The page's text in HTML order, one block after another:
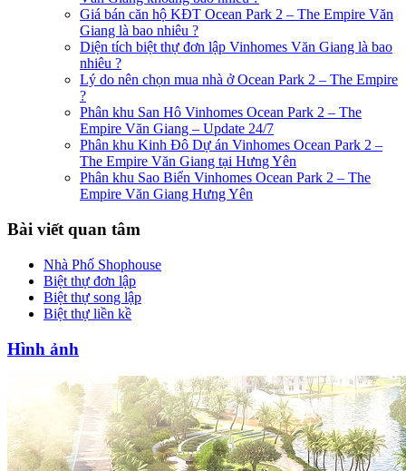
Giá bán căn hộ KĐT Ocean Park 2 – The Empire Văn
Giang là bao nhiêu ?
Diện tích biệt thự đơn lập Vinhomes Văn Giang là bao
nhiêu ?
Lý do nên chọn mua nhà ở Ocean Park 2 – The Empire
?
Phân khu San Hô Vinhomes Ocean Park 2 – The
Empire Văn Giang – Update 24/7
Phân khu Kinh Đô Dự án Vinhomes Ocean Park 2 –
The Empire Văn Giang tại Hưng Yên
Phân khu Sao Biển Vinhomes Ocean Park 2 – The
Empire Văn Giang Hưng Yên
Bài viết quan tâm
Nhà Phố Shophouse
Biệt thự đơn lập
Biệt thự song lập
Biệt thự liền kề
Hình ảnh